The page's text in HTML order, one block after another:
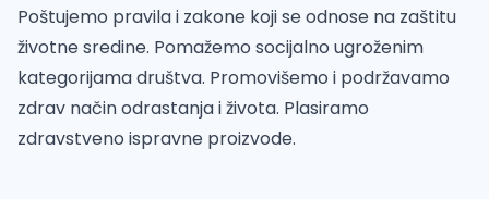
Poštujemo pravila i zakone koji se odnose na zaštitu
životne sredine. Pomažemo socijalno ugroženim
kategorijama društva. Promovišemo i podržavamo
zdrav način odrastanja i života. Plasiramo
zdravstveno ispravne proizvode.